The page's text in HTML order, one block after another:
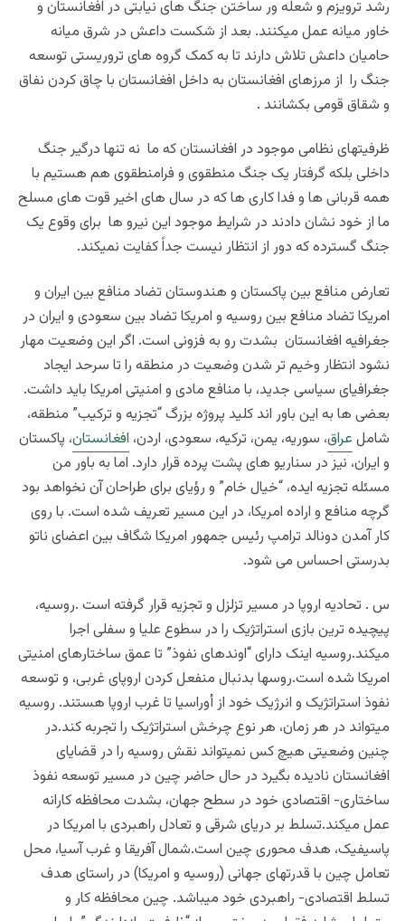
رشد ترویزم و شعله ور ساختن جنگ های نیابتی در افغانستان و
خاور میانه عمل میکنند. بعد از شکست داعش در شرق میانه
حامیان داعش تلاش دارند تا به کمک گروه های تروریستی توسعه
جنگ را از مرزهای افغانستان به داخل افغانستان با چاق کردن نفاق
و شقاق قومی بکشانند .
ظرفیتهای نظامی موجود در افغانستان که ما نه تنها درگیر جنگ
داخلی بلکه گرفتار یک جنگ منطقوی و فرامنطقوی هم هستیم با
همه قربانی ها و فدا کاری ها که در سال های اخیر قوت های مسلح
ما از خود نشان دادند در شرایط موجود این نیرو ها برای وقوع یک
جنگ گسترده که دور از انتظار نیست جداً کفایت نمیکند.
تعارض منافع بین پاکستان و هندوستان تضاد منافع بین ایران و
امریکا تضاد منافع بین روسیه و امریکا تضاد بین سعودی و ایران در
جغرافیه افغانستان بشدت رو به فزونی است. اگر این وضعیت مهار
نشود انتظار وخیم تر شدن وضعیت در منطقه را تا سرحد ایجاد
جغرافیای سیاسی جدید، با منافع مادی و امنیتی امریکا باید داشت.
بعضی ها به این باور اند کلید پروژه بزرگ “تجزیه و ترکیب” منطقه،
شامل عراق، سوریه، یمن، ترکیه، سعودی، اردن، افغانستان، پاکستان
و ایران، نیز در سناریو های پشت پرده قرار دارد. اما به باور من
مسئله تجزیه ایده، “خیال خام” و رؤیای برای طراحان آن نخواهد بود
گرچه منافع و اراده امریکا، در این مسیر تعریف شده است. با روی
کار آمدن دونالد ترامپ رئیس جمهور امریکا شگاف بین اعضای ناتو
بدرستی احساس می شود.
س . تحادیه اروپا در مسیر تزلزل و تجزیه قرار گرفته است .روسیه،
پیچیده ترین بازی استراتژیک را در سطوع علیا و سفلی اجرا
میکند.روسیه اینک دارای “اوندهای نفوذ” تا عمق ساختارهای امنیتی
امریکا شده است.روسها بدنبال منفعل کردن اروپای غربی، و توسعه
نفوذ استراتژیک و انرژیک خود از أوراسیا تا غرب اروپا هستند. روسیه
میتواند در هر زمان، هر نوع چرخش استراتژیک را تجربه کند.در
چنین وضعیتی هیچ کس نمیتواند نقش روسیه را در قضایای
افغانستان نادیده بگیرد در حال حاضر چین در مسیر توسعه نفوذ
ساختاری- اقتصادی خود در سطح جهان، بشدت محافظه کارانه
عمل میکند.تسلط بر دریای شرقی و تعادل راهبردی با امریکا در
پاسیفیک، هدف محوری چین است.شمال آفریقا و غرب آسیا، محل
تعامل چین با قدرتهای جهانی (روسیه و امریکا) در راستای هدف
تسلط اقتصادی- راهبردی خود میباشد. چین محافظه کار و